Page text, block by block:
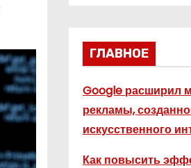
ГЛАВНОЕ
Google расширил
рекламы,
искусственного
Как повысить